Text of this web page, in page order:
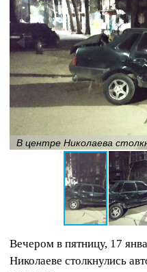
В центре Николаева
Вечером в пятницу, 17
Николаеве столкнулись